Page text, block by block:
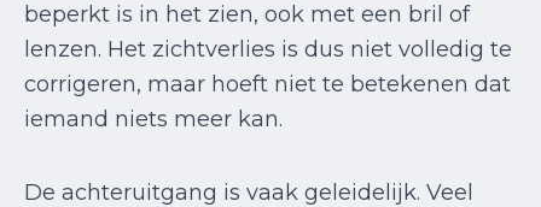
beperkt is in het zien, ook met een bril of
lenzen. Het zichtverlies is dus niet volledig te
corrigeren, maar hoeft niet te betekenen dat
iemand niets meer kan.
De achteruitgang is vaak geleidelijk. Veel